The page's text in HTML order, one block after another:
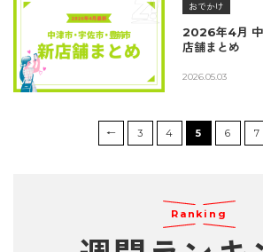
おでかけ
2026年4月 中
店舗まとめ
2026.05.03
← 3 4 5 6 7
Ranking